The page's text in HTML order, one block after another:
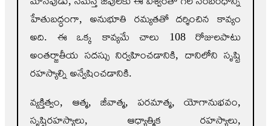
హేతుబద్ధంగా, అనుభూతి రమ్యతతో దర్శించిన కావ్యం
అది. ఈ ఒక్క కావ్యమే చాలు 108 రోజులపాటు
అంతర్జాతీయ సదస్సు నిర్వహించడానికి, దానిలోని సృష్టి
రహస్యాల్ని అన్వేషించడానికి.
వ్యక్తిత్వం, ఆత్మ, జీవాత్మ, పరమాత్మ, యోగానుభవం,
సృష్టిరహస్యాలు, ఆధ్యాత్మిక రహస్యాలు,